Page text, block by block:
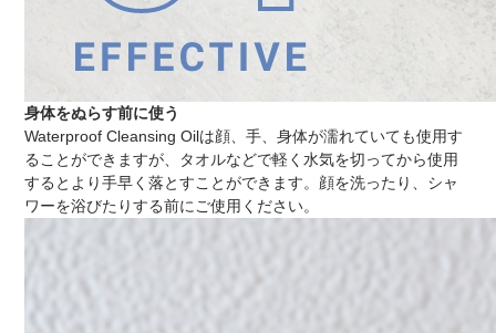
身体をぬらす前に使う
Waterproof Cleansing Oilは顔、手、身体が濡れていても使用す
ることができますが、タオルなどで軽く水気を切ってから使用
するとより手早く落とすことができます。顔を洗ったり、シャ
ワーを浴びたりする前にご使用ください。